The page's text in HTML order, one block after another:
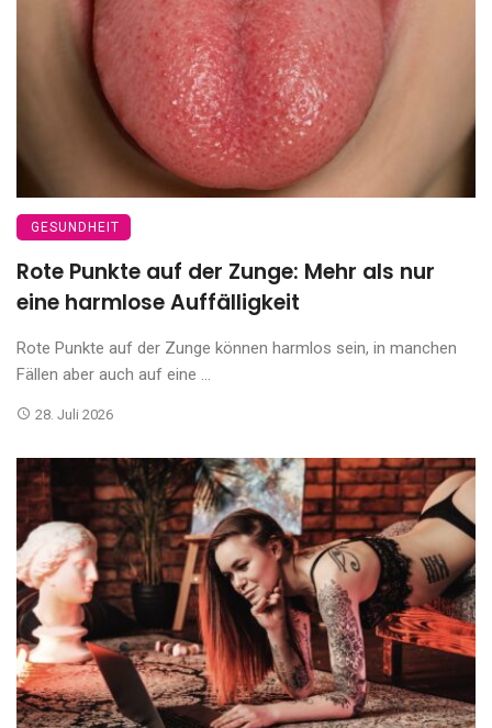
GESUNDHEIT
Rote Punkte auf der Zunge: Mehr als nur
eine harmlose Auffälligkeit
Rote Punkte auf der Zunge können harmlos sein, in manchen
Fällen aber auch auf eine ...
28. Juli 2026